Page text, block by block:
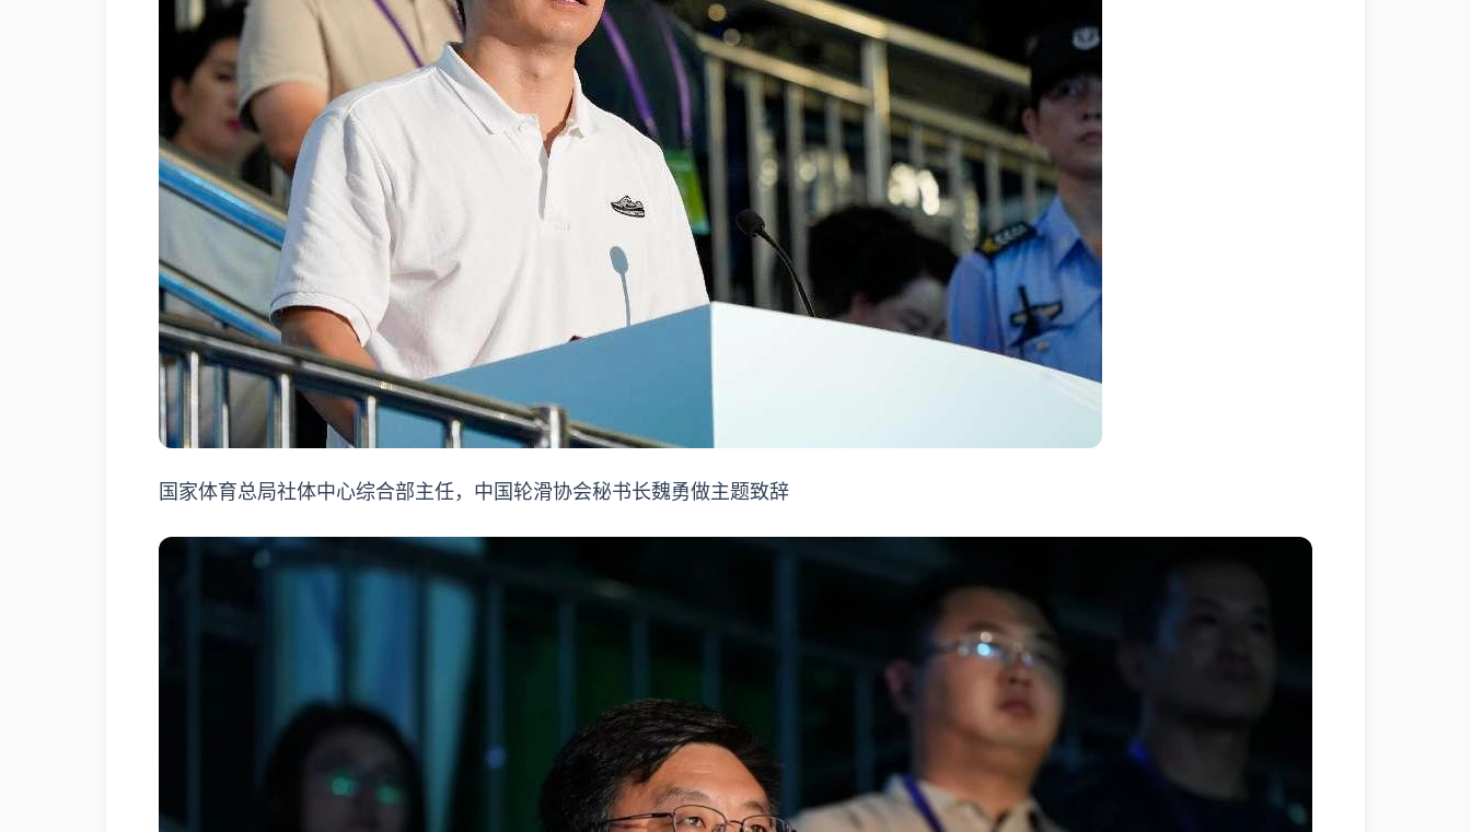
国家体育总局社体中心综合部主任，中国轮滑协会秘书长魏勇做主题致辞